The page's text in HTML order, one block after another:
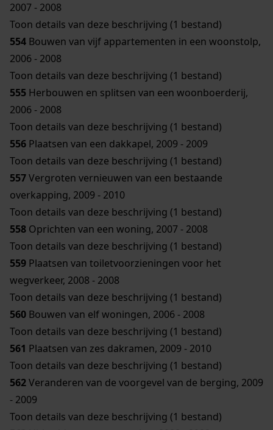
2007 - 2008
Toon details van deze beschrijving (1 bestand)
554 Bouwen van vijf appartementen in een woonstolp,
2006 - 2008
Toon details van deze beschrijving (1 bestand)
555 Herbouwen en splitsen van een woonboerderij,
2006 - 2008
Toon details van deze beschrijving (1 bestand)
556 Plaatsen van een dakkapel, 2009 - 2009
Toon details van deze beschrijving (1 bestand)
557Vergroten vernieuwen van een bestaande
overkapping, 2009 - 2010
Toon details van deze beschrijving (1 bestand)
558 Oprichten van een woning, 2007 - 2008
Toon details van deze beschrijving (1 bestand)
559 Plaatsen van toiletvoorzieningen voor het
wegverkeer, 2008 - 2008
Toon details van deze beschrijving (1 bestand)
560 Bouwen van elf woningen, 2006 - 2008
Toon details van deze beschrijving (1 bestand)
561 Plaatsen van zes dakramen, 2009 - 2010
Toon details van deze beschrijving (1 bestand)
562Veranderen van de voorgevel van de berging, 2009
- 2009
Toon details van deze beschrijving (1 bestand)